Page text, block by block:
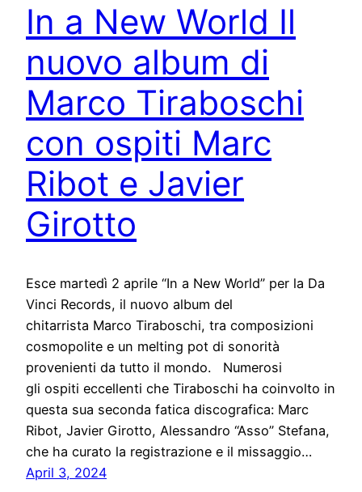
In a New World Il
nuovo album di
Marco Tiraboschi
con ospiti Marc
Ribot e Javier
Girotto
Esce martedì 2 aprile “In a New World” per la Da
Vinci Records, il nuovo album del
chitarrista Marco Tiraboschi, tra composizioni
cosmopolite e un melting pot di sonorità
provenienti da tutto il mondo. Numerosi
gli ospiti eccellenti che Tiraboschi ha coinvolto in
questa sua seconda fatica discografica: Marc
Ribot, Javier Girotto, Alessandro “Asso” Stefana,
che ha curato la registrazione e il missaggio…
April 3, 2024